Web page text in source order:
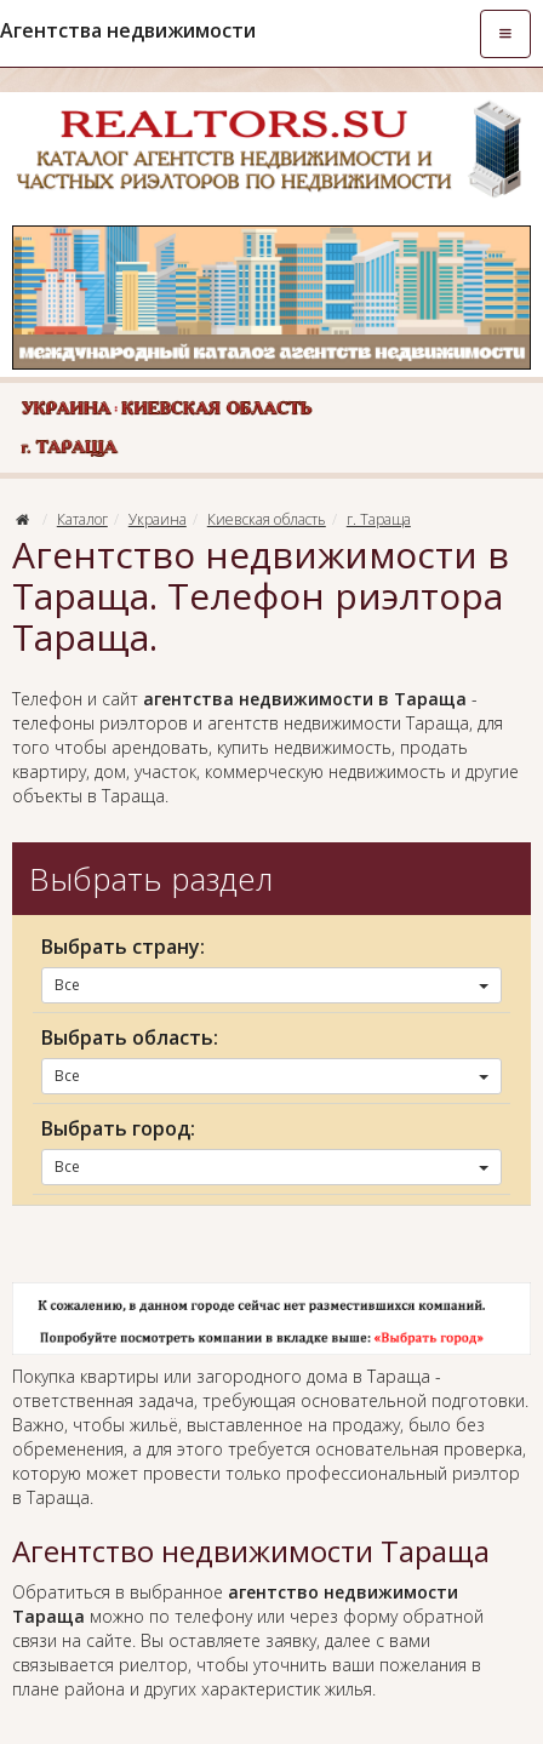
Агентства недвижимости
Каталог Украина Киевская область г. Тараща
Агентство недвижимости в
Тараща. Телефон риэлтора
Тараща.
Телефон и сайт агентства недвижимости в Тараща -
телефоны риэлторов и агентств недвижимости Тараща, для
того чтобы арендовать, купить недвижимость, продать
квартиру, дом, участок, коммерческую недвижимость и другие
объекты в Тараща.
Выбрать раздел
Выбрать страну:
Все
Выбрать область:
Все
Выбрать город:
Все
Покупка квартиры или загородного дома в Тараща -
ответственная задача, требующая основательной подготовки.
Важно, чтобы жильё, выставленное на продажу, было без
обременения, а для этого требуется основательная проверка,
которую может провести только профессиональный риэлтор
в Тараща.
Агентство недвижимости Тараща
Обратиться в выбранное агентство недвижимости
Тараща можно по телефону или через форму обратной
связи на сайте. Вы оставляете заявку, далее с вами
связывается риелтор, чтобы уточнить ваши пожелания в
плане района и других характеристик жилья.